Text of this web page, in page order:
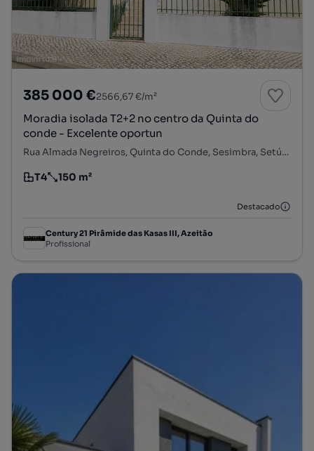
385 000 €2566,67 €/m²
Moradia isolada T2+2 no centro da Quinta do
conde - Excelente oportun
Rua Almada Negreiros, Quinta do Conde, Sesimbra, Setúbal
Tipologia
T4
Preço por metro quadrado
150 m²
Destacado
Century 21 Pirâmide das Kasas III, Azeitão
Profissional